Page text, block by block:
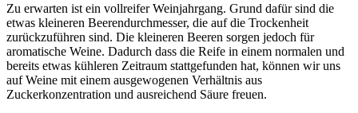
Zu erwarten ist ein vollreifer Weinjahrgang. Grund dafür sind die
etwas kleineren Beerendurchmesser, die auf die Trockenheit
zurückzuführen sind. Die kleineren Beeren sorgen jedoch für
aromatische Weine. Dadurch dass die Reife in einem normalen und
bereits etwas kühleren Zeitraum stattgefunden hat, können wir uns
auf Weine mit einem ausgewogenen Verhältnis aus
Zuckerkonzentration und ausreichend Säure freuen.